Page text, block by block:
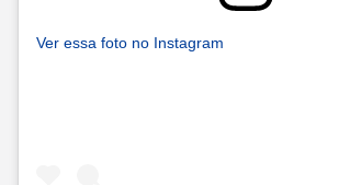
Ver essa foto no Instagram